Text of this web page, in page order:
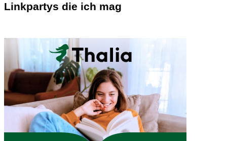
Linkpartys die ich mag